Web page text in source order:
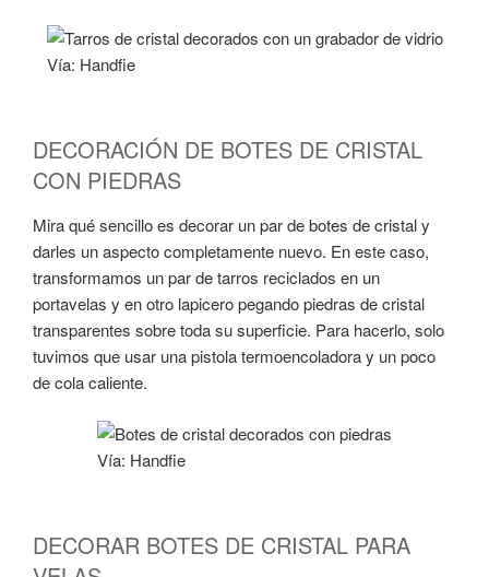
Vía: Handfie
DECORACIÓN DE BOTES DE CRISTAL
CON PIEDRAS
Mira qué sencillo es decorar un par de botes de cristal y
darles un aspecto completamente nuevo. En este caso,
transformamos un par de tarros reciclados en un
portavelas y en otro lapicero pegando piedras de cristal
transparentes sobre toda su superficie. Para hacerlo, solo
tuvimos que usar una pistola termoencoladora y un poco
de cola caliente.
Vía: Handfie
DECORAR BOTES DE CRISTAL PARA